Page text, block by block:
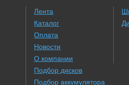
Лента
Каталог
Оплата
Новости
О компании
Подбор дисков
Подбор аккумулятора